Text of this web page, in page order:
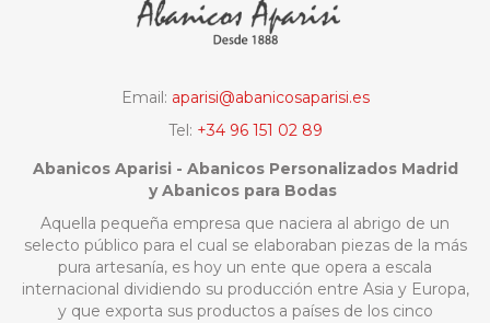
Email: aparisi@abanicosaparisi.es
Tel: +34 96 151 02 89
Abanicos Aparisi - Abanicos Personalizados Madrid
y Abanicos para Bodas
Aquella pequeña empresa que naciera al abrigo de un
selecto público para el cual se elaboraban piezas de la más
pura artesanía, es hoy un ente que opera a escala
internacional dividiendo su producción entre Asia y Europa,
y que exporta sus productos a países de los cinco